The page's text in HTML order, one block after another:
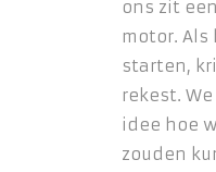
ons zit
motor.
starten,
rekest.
idee hoe
zouden